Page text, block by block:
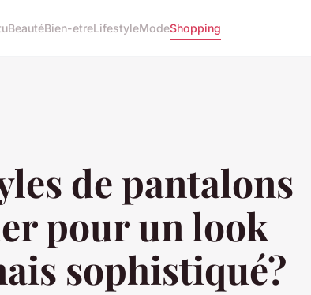
BeautéBien-etreLifestyleModeShopping
de pantalons
pour un look
sophistiqué?